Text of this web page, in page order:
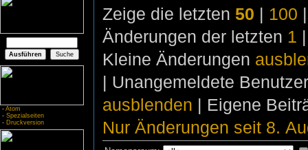
- Atom
- Spezialseiten
- Druckversion
Zeige die letzten 50 | 100
Änderungen der letzten 1
Kleine Änderungen
| Unangemeldete
ausblenden | Eigene
Nur Änderungen seit 8.